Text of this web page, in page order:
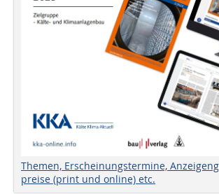
Themen, Erscheinungstermine,
preise (print und online) etc.